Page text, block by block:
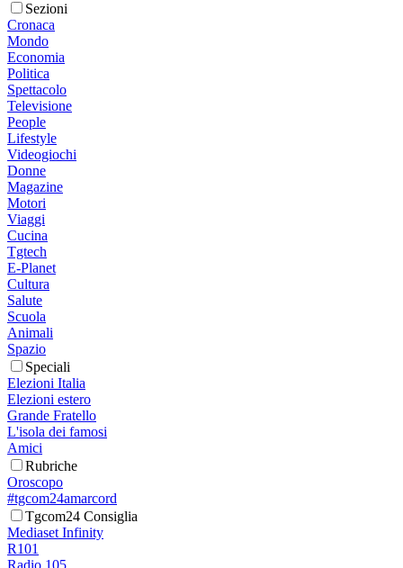
Sezioni
Cronaca
Mondo
Economia
Politica
Spettacolo
Televisione
People
Lifestyle
Videogiochi
Donne
Magazine
Motori
Viaggi
Cucina
Tgtech
E-Planet
Cultura
Salute
Scuola
Animali
Spazio
Speciali
Elezioni Italia
Elezioni estero
Grande Fratello
L'isola dei famosi
Amici
Rubriche
Oroscopo
#tgcom24amarcord
Tgcom24 Consiglia
Mediaset Infinity
R101
Radio 105